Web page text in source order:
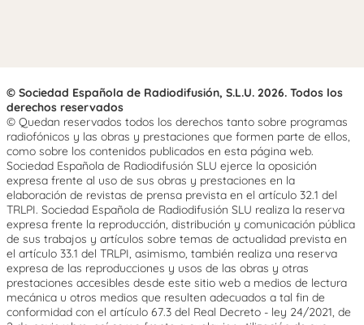
© Sociedad Española de Radiodifusión, S.L.U. 2026. Todos los
derechos reservados
© Quedan reservados todos los derechos tanto sobre programas
radiofónicos y las obras y prestaciones que formen parte de ellos,
como sobre los contenidos publicados en esta página web.
Sociedad Española de Radiodifusión SLU ejerce la oposición
expresa frente al uso de sus obras y prestaciones en la
elaboración de revistas de prensa prevista en el artículo 32.1 del
TRLPI. Sociedad Española de Radiodifusión SLU realiza la reserva
expresa frente la reproducción, distribución y comunicación pública
de sus trabajos y artículos sobre temas de actualidad prevista en
el artículo 33.1 del TRLPI, asimismo, también realiza una reserva
expresa de las reproducciones y usos de las obras y otras
prestaciones accesibles desde este sitio web a medios de lectura
mecánica u otros medios que resulten adecuados a tal fin de
conformidad con el artículo 67.3 del Real Decreto - ley 24/2021, de